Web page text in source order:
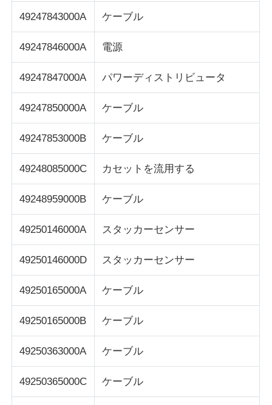
ATMのスペアパーツ
ATM機
コインリサイクル機
49247843000A ケーブル
49247846000A 電源
49247847000A パワーディストリビュータ
49247850000A ケーブル
49247853000B ケーブル
49248085000C カセットを流用する
49248959000B ケーブル
49250146000A スタッカーセンサー
49250146000D スタッカーセンサー
49250165000A ケーブル
49250165000B ケーブル
49250363000A ケーブル
49250365000C ケーブル